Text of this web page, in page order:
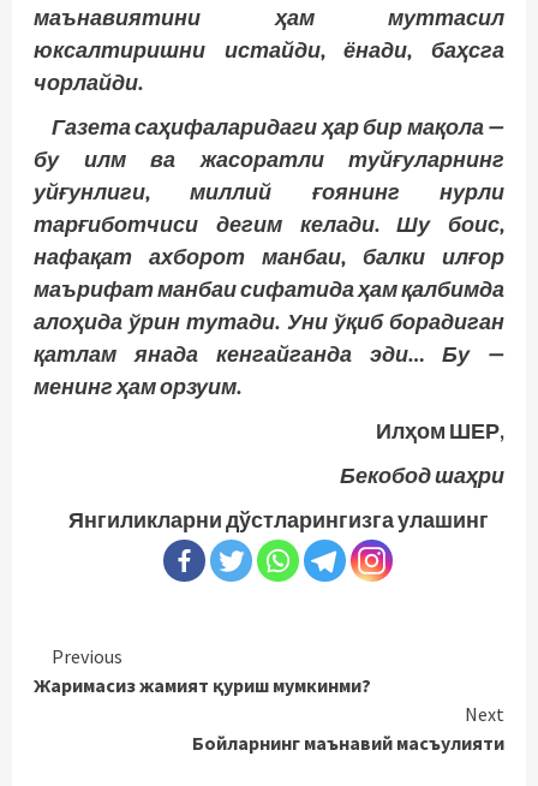
маънавиятини ҳам муттасил
юксалтиришни истайди, ёнади, баҳсга
чорлайди.
Газета саҳифаларидаги ҳар бир мақола —
бу илм ва жасоратли туйғуларнинг
уйғунлиги, миллий ғоянинг нурли
тарғиботчиси дегим келади. Шу боис,
нафақат ахборот манбаи, балки илғор
маърифат манбаи сифатида ҳам қалбимда
алоҳида ўрин тутади. Уни ўқиб борадиган
қатлам янада кенгайганда эди… Бу —
менинг ҳам орзуим.
Илҳом ШЕР,
Бекобод шаҳри
Янгиликларни дўстларингизга улашинг
Continue
Reading
Previous
Жаримасиз жамият қуриш мумкинми?
Next
Бойларнинг маънавий масъулияти